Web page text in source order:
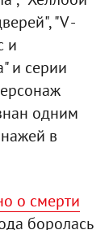
"V -
и
и серии
одним
в
о смерти
боролась